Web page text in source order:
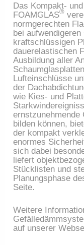
Das Kompakt-
FOAMGLAS®
normgerechten
bei
kraftschlüssigen
dauerelastischen
Ausbildung aller
Lufteinschlüsse
der
wie Kies- und
ernstzunehmende
bilden können,
der kompakt
enormes
sich dabei
liefert
Stücklisten und
Planungsphase
Seite.
Weitere
auf unserer